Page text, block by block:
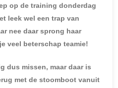
op de training donderdag
leek wel een trap van
nee daar sprong haar
veel beterschap teamie!
dus missen, maar daar is
met de stoomboot vanuit